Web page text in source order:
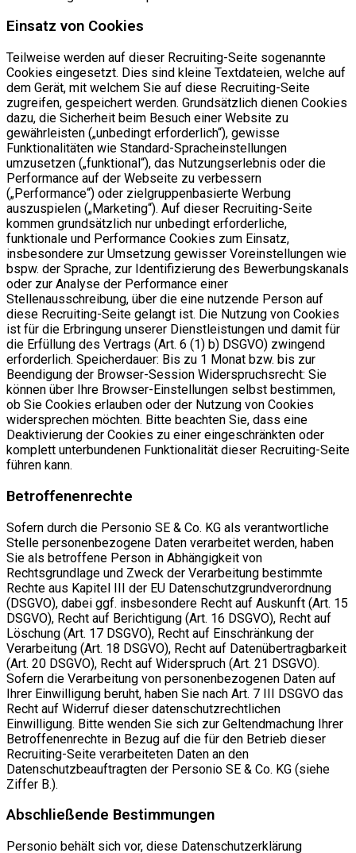
Einsatz von Cookies
Teilweise werden auf dieser Recruiting-Seite sogenannte
Cookies eingesetzt. Dies sind kleine Textdateien, welche auf
dem Gerät, mit welchem Sie auf diese Recruiting-Seite
zugreifen, gespeichert werden. Grundsätzlich dienen Cookies
dazu, die Sicherheit beim Besuch einer Website zu
gewährleisten („unbedingt erforderlich“), gewisse
Funktionalitäten wie Standard-Spracheinstellungen
umzusetzen („funktional“), das Nutzungserlebnis oder die
Performance auf der Webseite zu verbessern
(„Performance“) oder zielgruppenbasierte Werbung
auszuspielen („Marketing“). Auf dieser Recruiting-Seite
kommen grundsätzlich nur unbedingt erforderliche,
funktionale und Performance Cookies zum Einsatz,
insbesondere zur Umsetzung gewisser Voreinstellungen wie
bspw. der Sprache, zur Identifizierung des Bewerbungskanals
oder zur Analyse der Performance einer
Stellenausschreibung, über die eine nutzende Person auf
diese Recruiting-Seite gelangt ist. Die Nutzung von Cookies
ist für die Erbringung unserer Dienstleistungen und damit für
die Erfüllung des Vertrags (Art. 6 (1) b) DSGVO) zwingend
erforderlich. Speicherdauer: Bis zu 1 Monat bzw. bis zur
Beendigung der Browser-Session Widerspruchsrecht: Sie
können über Ihre Browser-Einstellungen selbst bestimmen,
ob Sie Cookies erlauben oder der Nutzung von Cookies
widersprechen möchten. Bitte beachten Sie, dass eine
Deaktivierung der Cookies zu einer eingeschränkten oder
komplett unterbundenen Funktionalität dieser Recruiting-Seite
führen kann.
Betroffenenrechte
Sofern durch die Personio SE & Co. KG als verantwortliche
Stelle personenbezogene Daten verarbeitet werden, haben
Sie als betroffene Person in Abhängigkeit von
Rechtsgrundlage und Zweck der Verarbeitung bestimmte
Rechte aus Kapitel III der EU Datenschutzgrundverordnung
(DSGVO), dabei ggf. insbesondere Recht auf Auskunft (Art. 15
DSGVO), Recht auf Berichtigung (Art. 16 DSGVO), Recht auf
Löschung (Art. 17 DSGVO), Recht auf Einschränkung der
Verarbeitung (Art. 18 DSGVO), Recht auf Datenübertragbarkeit
(Art. 20 DSGVO), Recht auf Widerspruch (Art. 21 DSGVO).
Sofern die Verarbeitung von personenbezogenen Daten auf
Ihrer Einwilligung beruht, haben Sie nach Art. 7 III DSGVO das
Recht auf Widerruf dieser datenschutzrechtlichen
Einwilligung. Bitte wenden Sie sich zur Geltendmachung Ihrer
Betroffenenrechte in Bezug auf die für den Betrieb dieser
Recruiting-Seite verarbeiteten Daten an den
Datenschutzbeauftragten der Personio SE & Co. KG (siehe
Ziffer B.).
Abschließende Bestimmungen
Personio behält sich vor, diese Datenschutzerklärung